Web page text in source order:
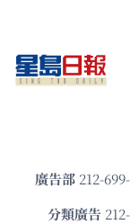
廣告部212-
分類廣告